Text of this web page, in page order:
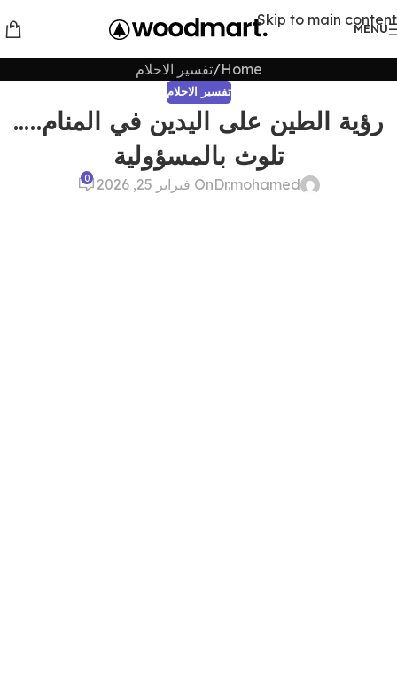
Skip to main content
MENU
Home تفسير الاحلام
تفسير الاحلام
رؤية الطين على اليدين في المنام…..
تلوث بالمسؤولية
Dr.mohamedOn فبراير 25, 2026 0